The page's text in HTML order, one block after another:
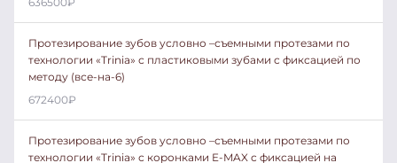
Протезирование зубов условно –съемными протезами по
технологии «Trinia» с пластиковыми зубами с фиксацией по
методу (все-на-6)
672400₽
Протезирование зубов условно –съемными протезами по
технологии «Trinia» с коронками E-MAX с фиксацией на